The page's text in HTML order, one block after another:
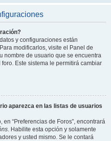
y configuraciones están
modificarlos, visite el Panel de
nombre de usuario que se encuentra
Este sistema le permitirá cambiar
aparezca en las listas de usuarios
“Preferencias de Foros”, encontrará
. Habilite esta opción y solamente
y usted mismo. Se le contará